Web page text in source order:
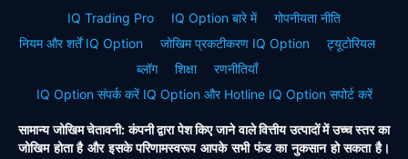
IQ Trading Pro IQ Option बारे में
गोपनीयता नीति
नियम और शर्तें IQ Option
जोखिम प्रकटीकरण IQ Option
ट्यूटोरियल
ब्लॉग
शिक्षा
रणनीतियाँ
IQ Option संपर्क करें IQ Option और Hotline IQ Option सपोर्ट करें
सामान्य जोखिम चेतावनी: कंपनी द्वारा पेश किए जाने वाले वित्तीय उत्पादों में उच्च स्तर का
जोखिम होता है और इसके परिणामस्वरूप आपके सभी फंड का नुकसान हो सकता है।